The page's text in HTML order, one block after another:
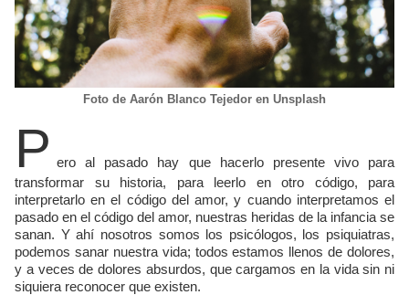
Foto de Aarón Blanco Tejedor en Unsplash
P ero al pasado hay que hacerlo presente vivo para
transformar su historia, para leerlo en otro código, para
interpretarlo en el código del amor, y cuando interpretamos el
pasado en el código del amor, nuestras heridas de la infancia se
sanan. Y ahí nosotros somos los psicólogos, los psiquiatras,
podemos sanar nuestra vida; todos estamos llenos de dolores,
y a veces de dolores absurdos, que cargamos en la vida sin ni
siquiera reconocer que existen.